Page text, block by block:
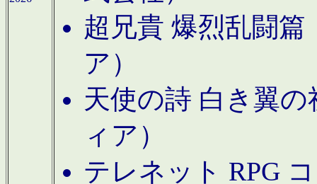
超兄貴 爆烈乱闘篇
ア）
天使の詩 白き翼
ィア）
テレネット RPG